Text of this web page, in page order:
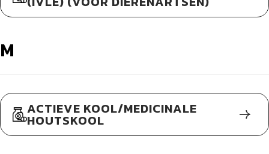
M
ACTIEVE KOOL/MEDICINALE
HOUTSKOOL